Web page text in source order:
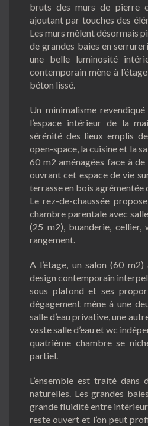
bruts des murs de pierre
ajoutant par touches des
Les murs mêlent désormais
de grandes baies en
une belle luminosité
contemporain mène à
béton lissé.
Un minimalisme
l’espace intérieur de la
sérénité des lieux emplis
open-space, la cuisine et la
60 m2 aménagées face à
ouvrant cet espace de vie
terrasse en bois agrémentée
Le rez-de-chaussée
chambre parentale avec
(25 m2), buanderie,
rangement.
A l’étage, un salon (60
design contemporain
sous plafond et ses
dégagement mène à une
salle d’eau privative, une
vaste salle d’eau et wc
quatrième chambre se
partiel.
L’ensemble est traité dans
naturelles. Les grandes
grande fluidité entre
reste ouvert et l’on peut